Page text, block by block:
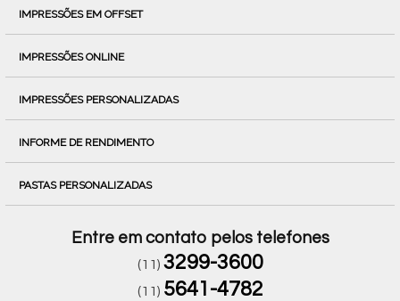
IMPRESSÕES EM OFFSET
IMPRESSÕES ONLINE
IMPRESSÕES PERSONALIZADAS
INFORME DE RENDIMENTO
PASTAS PERSONALIZADAS
Entre em contato pelos telefones
(11) 3299-3600
(11) 5641-4782